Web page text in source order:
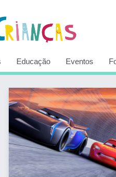
Educação Eventos